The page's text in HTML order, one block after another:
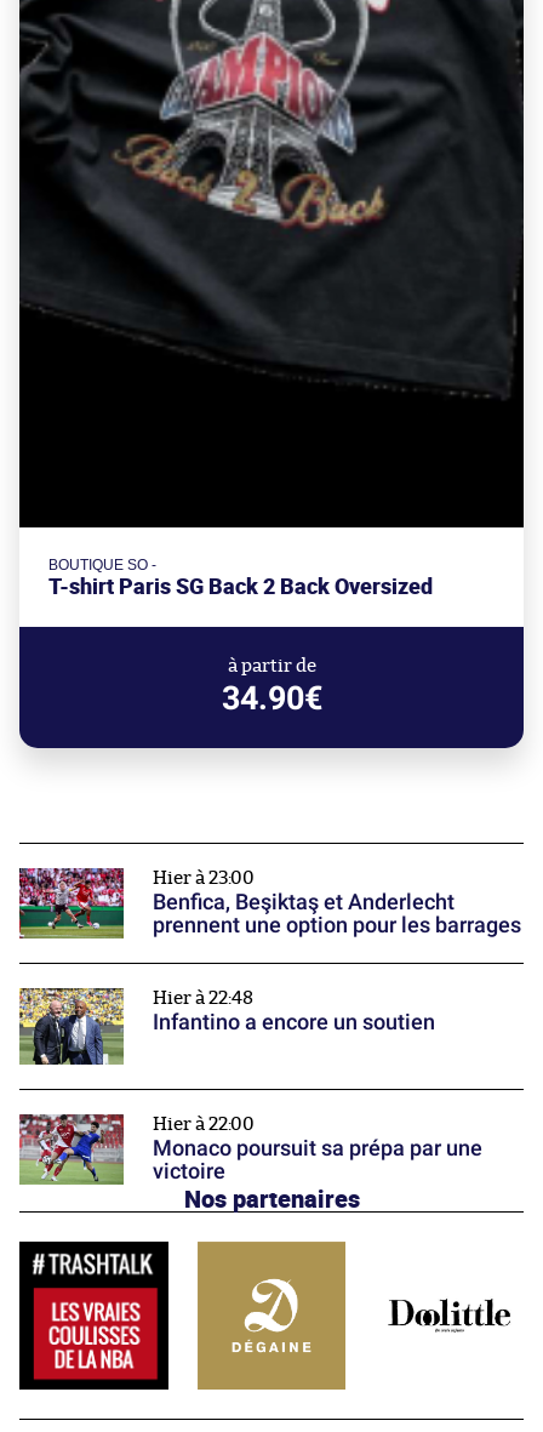
BOUTIQUE SO -
T-shirt Paris SG Back 2 Back Oversized
à partir de
34.90€
Hier à 23:00
Benfica, Beşiktaş et Anderlecht
prennent une option pour les barrages
Hier à 22:48
Infantino a encore un soutien
Hier à 22:00
Monaco poursuit sa prépa par une
victoire
Nos partenaires